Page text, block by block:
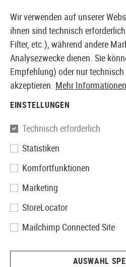
EUROPÄISCHER AIRSOFT
WE
M16A3 GBR
Wir verwenden auf unserer
ihnen sind technisch
Filter, etc.), während andere
Analysezwecke dienen. Sie
Empfehlung) oder nur
akzeptieren. Mehr
EINSTELLUNGEN
Technisch erforderlich
Statistiken
Komfortfunktionen
Marketing
StoreLocator
Mailchimp Connected Site
AUSWAHL